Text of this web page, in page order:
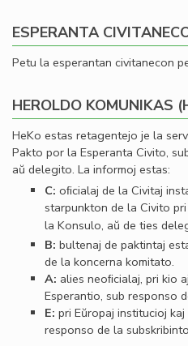
ESPERANTA
Petu la esperantan civitanecon
HEROLDO KOMUNIKAS
HeKo estas retagentejo je la
Pakto por la Esperanta Civito,
aŭ delegito. La informoj estas:
C: oﬁcialaj de la Civitaj
starpunkton de la Civito
la Konsulo, aŭ de ties
B: bultenaj de paktintaj
de la koncerna komitato.
A: alies neoﬁcialaj, pri kio
Esperantio, sub responso
E: pri Eŭropaj institucioj
responso de la